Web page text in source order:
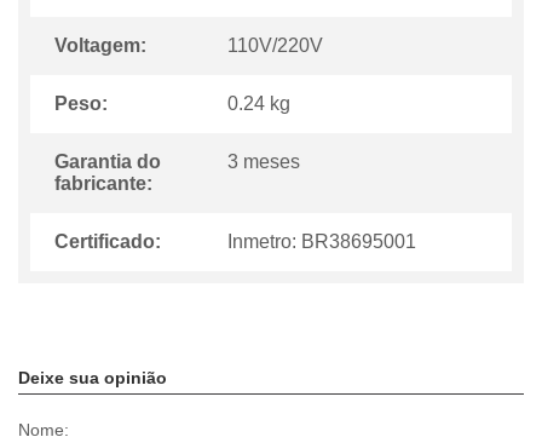
Voltagem: 110V/220V
Peso: 0.24 kg
Garantia do
fabricante:
3 meses
Certificado: Inmetro: BR38695001
Deixe sua opinião
Nome: